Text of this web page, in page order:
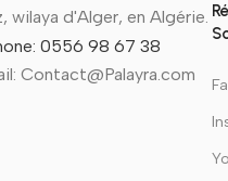
wilaya d'Alger, en Algérie.
0556 98 67 38
Contact@Palayra.com